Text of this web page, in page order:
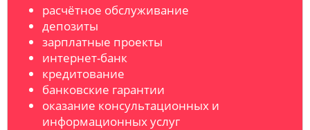
расчётное обслуживание
депозиты
зарплатные проекты
интернет-банк
кредитование
банковские гарантии
оказание консультационных и
информационных услуг